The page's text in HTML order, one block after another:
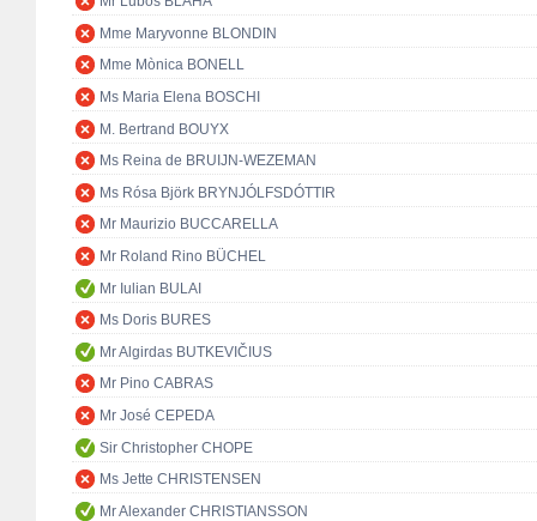
Mme Maryvonne BLONDIN
Mme Mònica BONELL
Ms Maria Elena BOSCHI
M. Bertrand BOUYX
Ms Reina de BRUIJN-WEZEMAN
Ms Rósa Björk BRYNJÓLFSDÓTTIR
Mr Maurizio BUCCARELLA
Mr Roland Rino BÜCHEL
Mr Iulian BULAI
Ms Doris BURES
Mr Algirdas BUTKEVIČIUS
Mr Pino CABRAS
Mr José CEPEDA
Sir Christopher CHOPE
Ms Jette CHRISTENSEN
Mr Alexander CHRISTIANSSON